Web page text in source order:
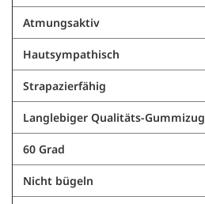
Atmungsaktiv
Hautsympathisch
Strapazierfähig
Langlebiger Qualitäts-Gummizug
60 Grad
Nicht bügeln